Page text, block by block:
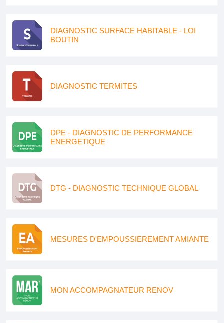
DIAGNOSTIC SURFACE HABITABLE - LOI
BOUTIN
DIAGNOSTIC TERMITES
DPE - DIAGNOSTIC DE PERFORMANCE
ENERGETIQUE
DTG - DIAGNOSTIC TECHNIQUE GLOBAL
MESURES D'EMPOUSSIEREMENT AMIANTE
MON ACCOMPAGNATEUR RENOV